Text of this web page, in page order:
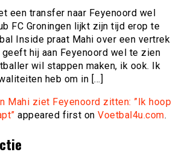
een transfer naar Feyenoord wel
FC Groningen lijkt zijn tijd erop te
Inside praat Mahi over een vertrek
geeft hij aan Feyenoord wel te zien
wil stappen maken, ik ook. Ik
heb om in […]
Mahi ziet Feyenoord zitten: ”Ik hoop
appeared first on Voetbal4u.com.